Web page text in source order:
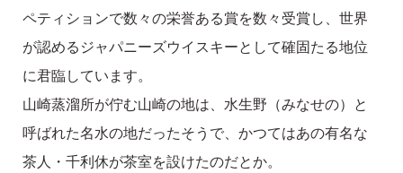
ペティションで数々の栄誉ある賞を数々受賞し、世界
が認めるジャパニーズウイスキーとして確固たる地位
に君臨しています。
山崎蒸溜所が佇む山崎の地は、水生野（みなせの）と
呼ばれた名水の地だったそうで、かつてはあの有名な
茶人・千利休が茶室を設けたのだとか。